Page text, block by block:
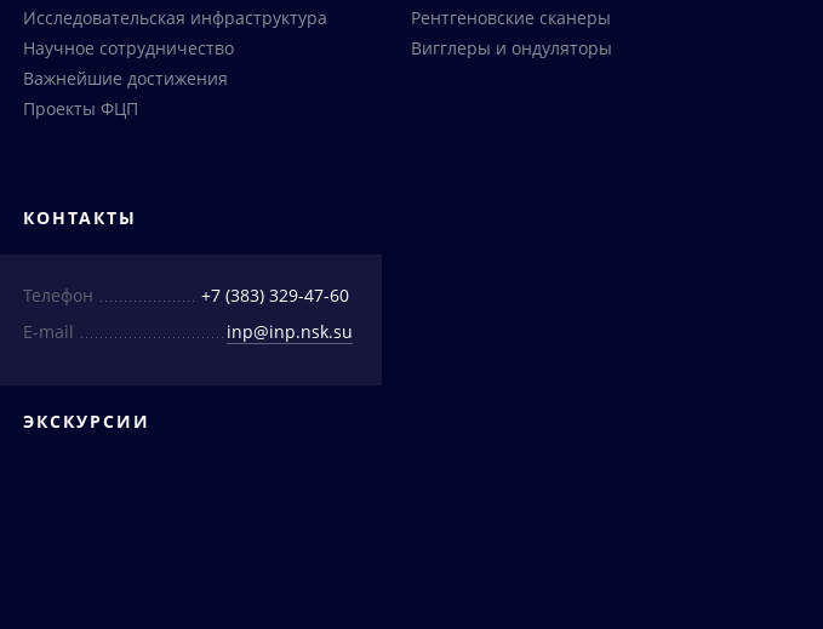
Исследовательская инфраструктура
Научное сотрудничество
Важнейшие достижения
Проекты ФЦП
Рентгеновские сканеры
Вигглеры и ондуляторы
КОНТАКТЫ
Телефон
+7 (383) 329-47-60
E-mail
inp@inp.nsk.su
ЭКСКУРСИИ